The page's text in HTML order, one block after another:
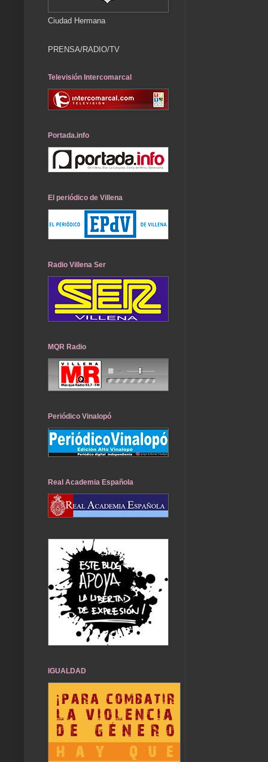
Ciudad Hermana
PRENSA/RADIO/TV
Televisión Intercomarcal
Portada.info
El periódico de Villena
Radio Villena Ser
MQR Radio
Periódico Vinalopó
Real Academia Española
IGUALDAD